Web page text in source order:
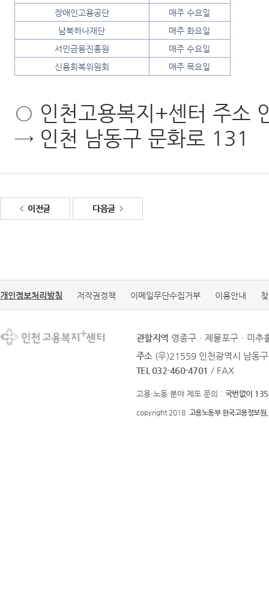
장애인고용공단
매주 수요일
남북하나재단
매주 화요일
서민금융진흥원
매주 수요일
신용회복위원회
매주 목요일
○ 인천고용복지+센터 주소
→ 인천 남동구 문화로 131
이전글 다음글
개인정보처리방침 저작권정책 이메일무단수집거부 이용안내
관할지역 영종구ㆍ제물포구ㆍ미추
주소 (우)21559 인천광역시 남동
TEL 032-460-4701 / FAX
고용·노동 분야 제도 문의 : 국번없이
copyright 2018 고용노동부 한국고용정보원.